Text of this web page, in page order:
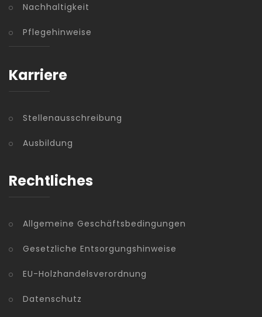
Nachhaltigkeit
Pflegehinweise
Karriere
Stellenausschreibung
Ausbildung
Rechtliches
Allgemeine Geschäftsbedingungen
Gesetzliche Entsorgungshinweise
EU-Holzhandelsverordnung
Datenschutz